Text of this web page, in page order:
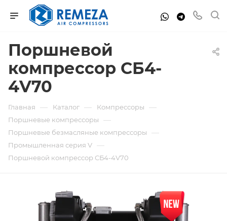
Поршневой
компрессор СБ4-
4V70
Главная — Каталог — Компрессоры —
Поршневые компрессоры —
Поршневые безмасляные компрессоры —
Промышленная серия V —
Поршневой компрессор СБ4-4V70